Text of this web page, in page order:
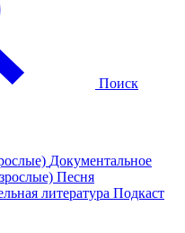
Поиск
Документальное
Песня
литература Подкаст